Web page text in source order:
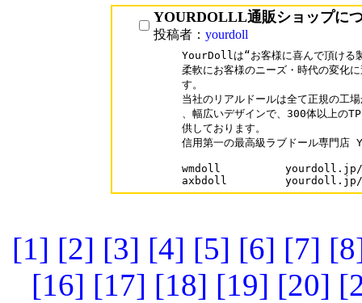
YOURDOLLL通販ショップに
投稿者： yourdoll
YourDollは“お客様に喜んで頂ける
柔軟にお客様のニーズ・時代の変化
す。
当社のリアルドールは全て正規の工
、幅広いデザインで、300体以上の
供しております。
信用第一の最高級ラブドール専門
wmdoll		yourdoll.jp/product-tag/wmdoll/
[1] [2] [3] [4] [5] [6] [7]
[16] [17] [18] [19] [20]